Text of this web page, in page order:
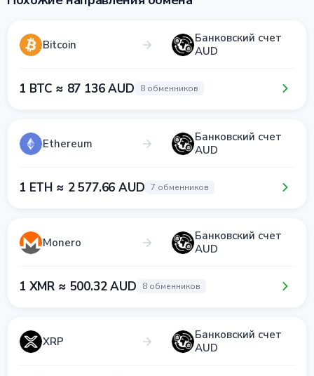
Bitcoin
Банковский счет
AUD
1 BTC ≈ 87 136 AUD 8 обменников
Ethereum
Банковский счет
AUD
1 ETH ≈ 2 577.66 AUD 7 обменников
Monero
Банковский счет
AUD
1 XMR ≈ 500.32 AUD 8 обменников
XRP
Банковский счет
AUD